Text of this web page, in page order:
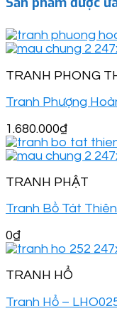
TRANH PHONG
Tranh Phượng
1.680.000₫
TRANH PHẬT
Tranh Bồ Tát
0₫
TRANH HỔ
Tranh Hổ –